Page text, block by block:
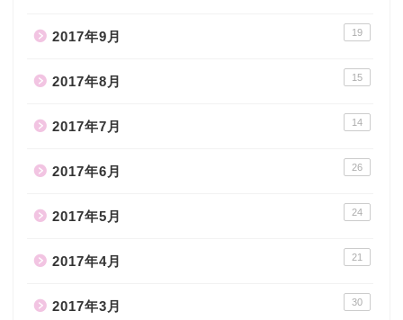
2017年9月 19
2017年8月 15
2017年7月 14
2017年6月 26
2017年5月 24
2017年4月 21
2017年3月 30